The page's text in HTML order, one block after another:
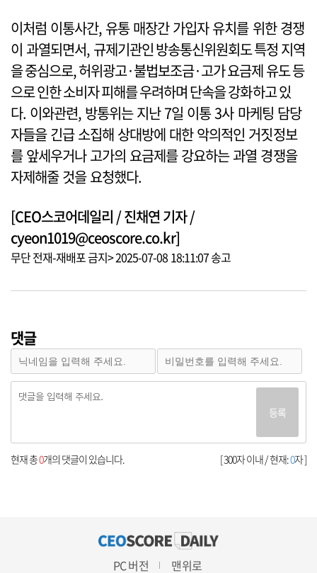
이처럼 이통사간, 유통 매장간 가입자 유치를 위한 경쟁
이 과열되면서, 규제기관인 방송통신위원회도 특정 지역
을 중심으로, 허위광고·불법보조금·고가 요금제 유도 등
으로 인한 소비자 피해를 우려하며 단속을 강화하고 있
다. 이와관련, 방통위는 지난 7일 이통 3사 마케팅 담당
자들을 긴급 소집해 상대방에 대한 악의적인 거짓정보
를 앞세우거나 고가의 요금제를 강요하는 과열 경쟁을
자제해줄 것을 요청했다.
[CEO스코어데일리 / 진채연 기자 /
cyeon1019@ceoscore.co.kr]
무단 전재-재배포 금지> 2025-07-08 18:11:07 송고
댓글
등록
[ 300자 이내 / 현재:0자 ]
현재 총0개의 댓글이 있습니다.
PC 버전 맨위로